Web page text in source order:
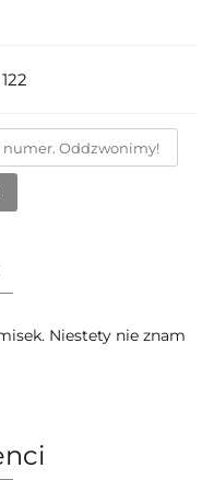
Niestety nie znam